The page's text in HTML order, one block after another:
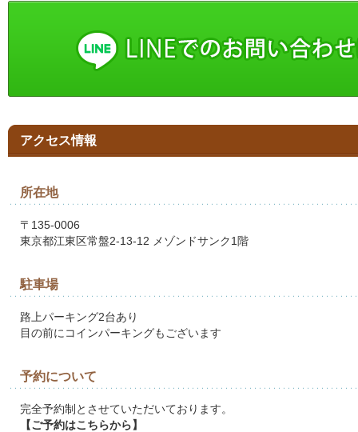
アクセス情報
所在地
〒135-0006
東京都江東区常盤2-13-12 メゾンドサンク1階
駐車場
路上パーキング2台あり
目の前にコインパーキングもございます
予約について
完全予約制とさせていただいております。
【ご予約はこちらから】